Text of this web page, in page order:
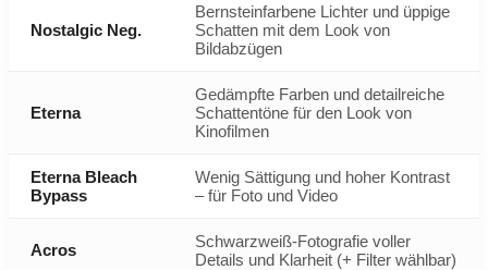
Nostalgic Neg.
Bernsteinfarbene Lichter und üppige
Schatten mit dem Look von
Bildabzügen
Eterna
Gedämpfte Farben und detailreiche
Schattentöne für den Look von
Kinofilmen
Eterna Bleach
Bypass
Wenig Sättigung und hoher Kontrast
– für Foto und Video
Acros
Schwarzweiß-Fotografie voller
Details und Klarheit (+ Filter wählbar)